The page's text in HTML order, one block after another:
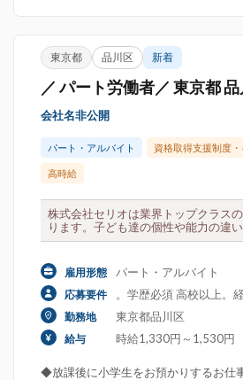
東京都 品川区 新着
／ パート労働者／ 東京都
会社名非公開
パート・アルバイト 資格取得支援制度
高時給
株式会社セリオは業界トップクラス
ります。子ども達の個性や能力の違
雇用形態 パート・アルバイト
応募要件 。学歴必須 高校以上。
勤務地 東京都品川区
給与 時給1,330円～1,530円
◆放課後に小学生をお預かりするお仕